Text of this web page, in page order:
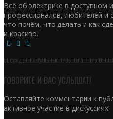
Всё об электрике в
профессионалов, любителей и
что почём, что делать и как
и красиво.
ОБСУЖДЕНИЕ АКТУАЛЬНЫХ ПРОБЛЕМ
ГОВОРИТЕ И ВАС УСЛЫШАТ!
Оставляйте комментарии к
активное участие в дискуссиях!